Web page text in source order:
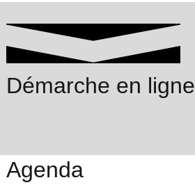
Démarche en ligne
Agenda